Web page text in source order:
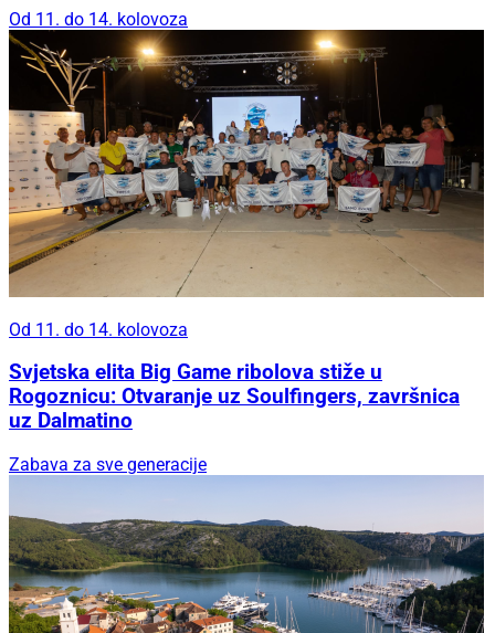
Od 11. do 14. kolovoza
Od 11. do 14. kolovoza
Svjetska elita Big Game ribolova stiže u
Rogoznicu: Otvaranje uz Soulfingers, završnica
uz Dalmatino
Zabava za sve generacije